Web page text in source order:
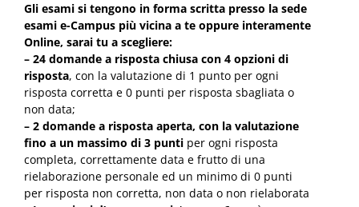
Gli esami si tengono in forma scritta presso la sede
esami e-Campus più vicina a te oppure interamente
Online, sarai tu a scegliere:
– 24 domande a risposta chiusa con 4 opzioni di
risposta, con la valutazione di 1 punto per ogni
risposta corretta e 0 punti per risposta sbagliata o
non data;
– 2 domande a risposta aperta, con la valutazione
fino a un massimo di 3 punti per ogni risposta
completa, correttamente data e frutto di una
rielaborazione personale ed un minimo di 0 punti
per risposta non corretta, non data o non rielaborata